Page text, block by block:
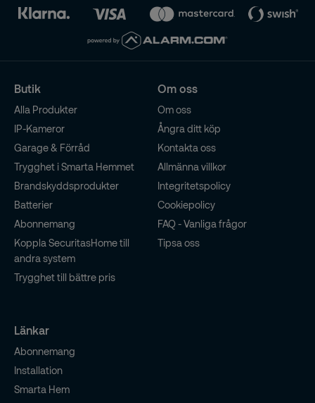
Butik
Alla Produkter
IP-Kameror
Garage & Förråd
Trygghet i Smarta Hemmet
Brandskyddsprodukter
Batterier
Abonnemang
Koppla SecuritasHome till
andra system
Trygghet till bättre pris
Om oss
Om oss
Ångra ditt köp
Kontakta oss
Allmänna villkor
Integritetspolicy
Cookiepolicy
FAQ - Vanliga frågor
Tipsa oss
Länkar
Abonnemang
Installation
Smarta Hem